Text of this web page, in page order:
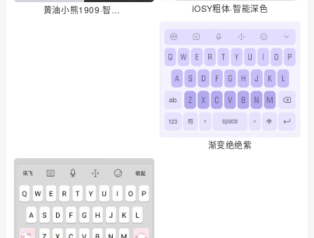
黄油小熊1909·智能深色 iOSY粗体·智能深色
渐变绝绝紫